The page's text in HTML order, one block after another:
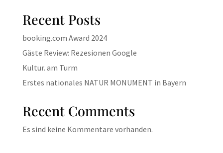
Recent Posts
booking.com Award 2024
Gäste Review: Rezesionen Google
Kultur. am Turm
Erstes nationales NATUR MONUMENT in Bayern
Recent Comments
Es sind keine Kommentare vorhanden.